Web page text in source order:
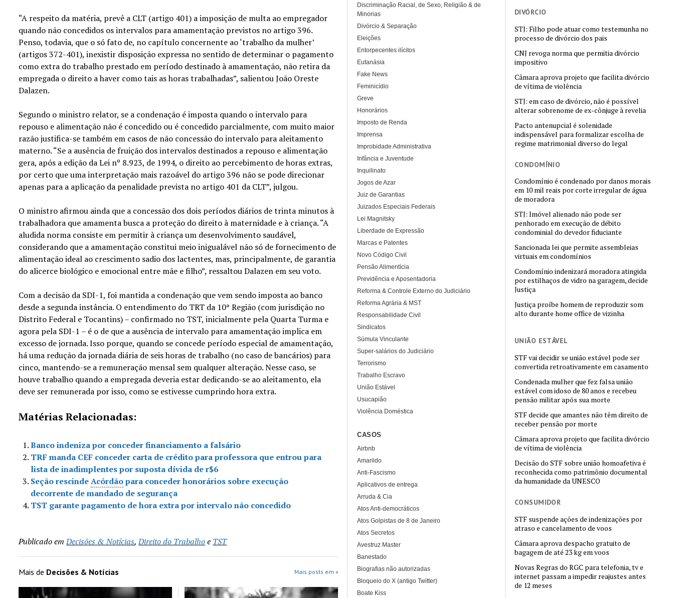
DIVÓRCIO
STJ: Filho pode atuar como testemunha no
processo de divórcio dos pais
CNJ revoga norma que permitia divórcio
impositivo
Câmara aprova projeto que facilita divórcio
de vítima de violência
STJ: em caso de divórcio, não é possível
alterar sobrenome de ex-cônjuge à revelia
Pacto antenupcial é solenidade
indispensável para formalizar escolha de
regime matrimonial diverso do legal
CONDOMÍNIO
Condomínio é condenado por danos morais
em 10 mil reais por corte irregular de água
de moradora
STJ: Imóvel alienado não pode ser
penhorado em execução de débito
condominial do devedor fiduciante
Sancionada lei que permite assembleias
virtuais em condomínios
Condomínio indenizará moradora atingida
por estilhaços de vidro na garagem, decide
Justiça
Justiça proíbe homem de reproduzir som
alto durante home office de vizinha
UNIÃO ESTÁVEL
STF vai decidir se união estável pode ser
convertida retroativamente em casamento
Condenada mulher que fez falsa união
estável com idoso de 80 anos e recebeu
pensão militar após sua morte
STF decide que amantes não têm direito de
receber pensão por morte
Câmara aprova projeto que facilita divórcio
de vítima de violência
Decisão do STF sobre união homoafetiva é
reconhecida como patrimônio documental
da humanidade da UNESCO
CONSUMIDOR
STF suspende ações de indenizações por
atraso e cancelamento de voos
Câmara aprova despacho gratuito de
bagagem de até 23 kg em voos
Novas Regras do RGC para telefonia, tv e
internet passam a impedir reajustes antes
de 12 meses
“A respeito da matéria, prevê a CLT (artigo 401) a imposição de multa ao empregador
quando não concedidos os intervalos para amamentação previstos no artigo 396.
Penso, todavia, que o só fato de, no capítulo concernente ao ‘trabalho da mulher’
(artigos 372-401), inexistir disposição expressa no sentido de determinar o pagamento
como extra do trabalho prestado em período destinado à amamentação, não retira da
empregada o direito a haver como tais as horas trabalhadas”, salientou João Oreste
Dalazen.
Segundo o ministro relator, se a condenação é imposta quando o intervalo para
repouso e alimentação não é concedido ou é concedido parcialmente, com muito maior
razão justifica-se também em casos de não concessão do intervalo para aleitamento
materno. “Se a ausência de fruição dos intervalos destinados a repouso e alimentação
gera, após a edição da Lei nº 8.923, de 1994, o direito ao percebimento de horas extras,
por certo que uma interpretação mais razoável do artigo 396 não se pode direcionar
apenas para a aplicação da penalidade prevista no artigo 401 da CLT”, julgou.
O ministro afirmou ainda que a concessão dos dois períodos diários de trinta minutos à
trabalhadora que amamenta busca a proteção do direito à maternidade e à criança. “A
aludida norma consiste em permitir à criança um desenvolvimento saudável,
considerando que a amamentação constitui meio inigualável não só de fornecimento de
alimentação ideal ao crescimento sadio dos lactentes, mas, principalmente, de garantia
do alicerce biológico e emocional entre mãe e filho”, ressaltou Dalazen em seu voto.
Com a decisão da SDI-1, foi mantida a condenação que vem sendo imposta ao banco
desde a segunda instância. O entendimento do TRT da 10ª Região (com jurisdição no
Distrito Federal e Tocantins) – confirmado no TST, inicialmente pela Quarta Turma e
agora pela SDI-1 – é o de que a ausência de intervalo para amamentação implica em
excesso de jornada. Isso porque, quando se concede período especial de amamentação,
há uma redução da jornada diária de seis horas de trabalho (no caso de bancários) para
cinco, mantendo-se a remuneração mensal sem qualquer alteração. Nesse caso, se
houve trabalho quando a empregada deveria estar dedicando-se ao aleitamento, ela
deve ser remunerada por isso, como se estivesse cumprindo hora extra.
Matérias Relacionadas:
Banco indeniza por conceder financiamento a falsário
TRF manda CEF conceder carta de crédito para professora que entrou para
lista de inadimplentes por suposta dívida de r$6
Seção rescindeAcórdãopara conceder honorários sobre execução
decorrente de mandado de segurança
TST garante pagamento de hora extra por intervalo não concedido
Publicado em Decisões & Notícias,Direito do Trabalhoe TST
Mais de Decisões & Notícias Mais posts em »
Discriminação Racial, de Sexo, Religião & de
Minorias
Divórcio & Separação
Eleições
Entorpecentes ilícitos
Eutanásia
Fake News
Feminicídio
Greve
Honorários
Imposto de Renda
Imprensa
Improbidade Administrativa
Infância e Juventude
Inquilinato
Jogos de Azar
Juiz de Garantias
Juizados Especiais Federais
Lei Magnitsky
Liberdade de Expressão
Marcas e Patentes
Novo Código Civil
Pensão Alimentícia
Previdência e Aposentadoria
Reforma & Controle Externo do Judiciário
Reforma Agrária & MST
Responsabilidade Civil
Sindicatos
Súmula Vinculante
Super-salários do Judiciário
Terrorismo
Trabalho Escravo
União Estável
Usucapião
Violência Doméstica
CASOS
Airbnb
Amarildo
Anti-Fascismo
Aplicativos de entrega
Arruda & Cia
Atos Anti-democráticos
Atos Golpistas de 8 de Janeiro
Atos Secretos
Avestruz Master
Banestado
Biografias não autorizadas
Bloqueio do X (antigo Twitter)
Boate Kiss